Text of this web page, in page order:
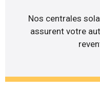
Nos centrales
assurent votre